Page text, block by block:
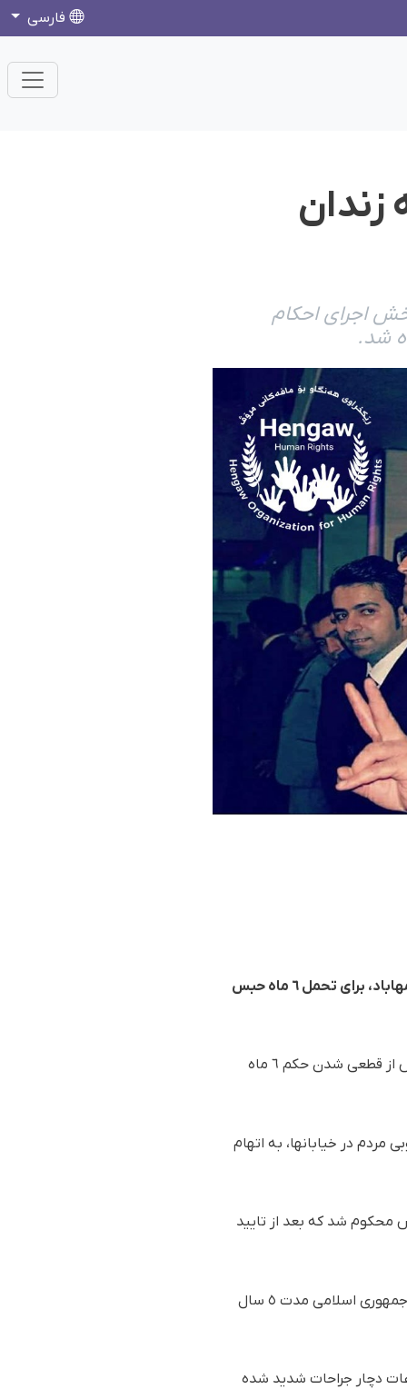
فارسی
حبس به زندان
اجرای احکام
هەنگاو: روناک آقایی از فعالین مدنی در کوردستان پس از معرفی خود به بخش اجرای احکام دادگاه مهاباد، برای تحمل ٦ ماه حبس
به گزارش سازمان حقوق بشر “هەنگاو”، روز چهارشنبه (١٥ فروردین ٩٧/ ٤ آوریل ٢٠١٨) روناک آقایی پس از قطعی شدن حکم ٦ ماه
مردم در خیابانها، به اتهام
میلیون وثیقه به طور موقت آزاد و توسط دادگاه مهاباد به ٦ ماه حبس محکوم شد که بعد از تایید
این فعال زن کورد پیشتر نیز (در اواسط دهه‌ی ٦٠ شمسی) به اتهام همکاری با احزاب کورد اپوزیسیون جمهوری اسلامی مدت ٥ سال
دچار جراحات شدید شده